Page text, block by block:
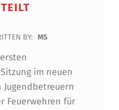
BY: MS
im neuen
Feuerwehren für